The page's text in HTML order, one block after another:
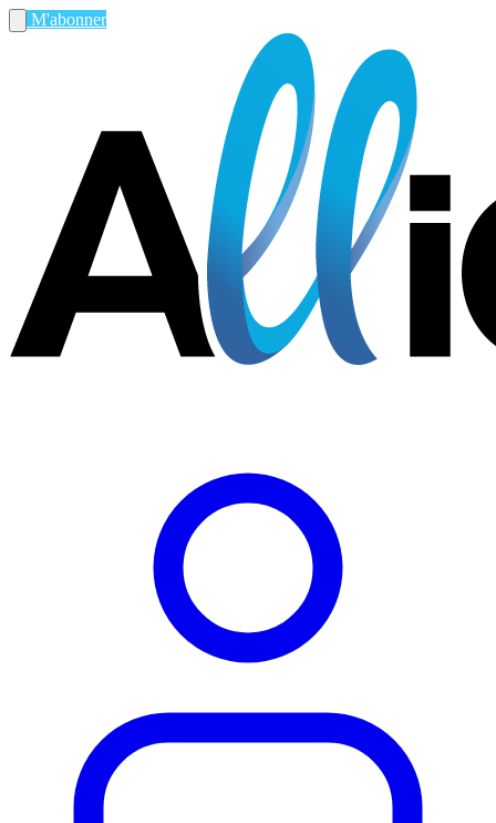
M'abonner